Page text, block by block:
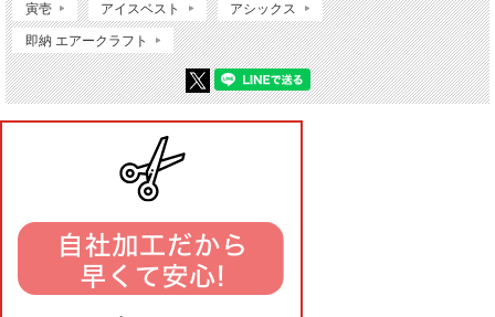
寅壱 アイスベスト アシックス
即納 エアークラフト